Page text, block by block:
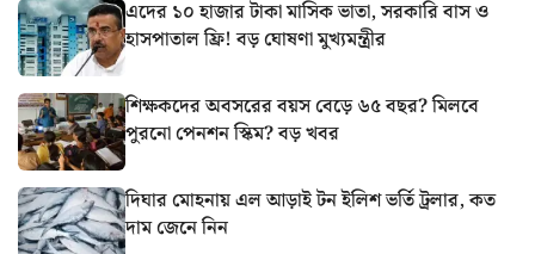
এদের ১০ হাজার টাকা মাসিক ভাতা, সরকারি বাস ও
হাসপাতাল ফ্রি! বড় ঘোষণা মুখ্যমন্ত্রীর
শিক্ষকদের অবসরের বয়স বেড়ে ৬৫ বছর? মিলবে
পুরনো পেনশন স্কিম? বড় খবর
দিঘার মোহনায় এল আড়াই টন ইলিশ ভর্তি ট্রলার, কত
দাম জেনে নিন